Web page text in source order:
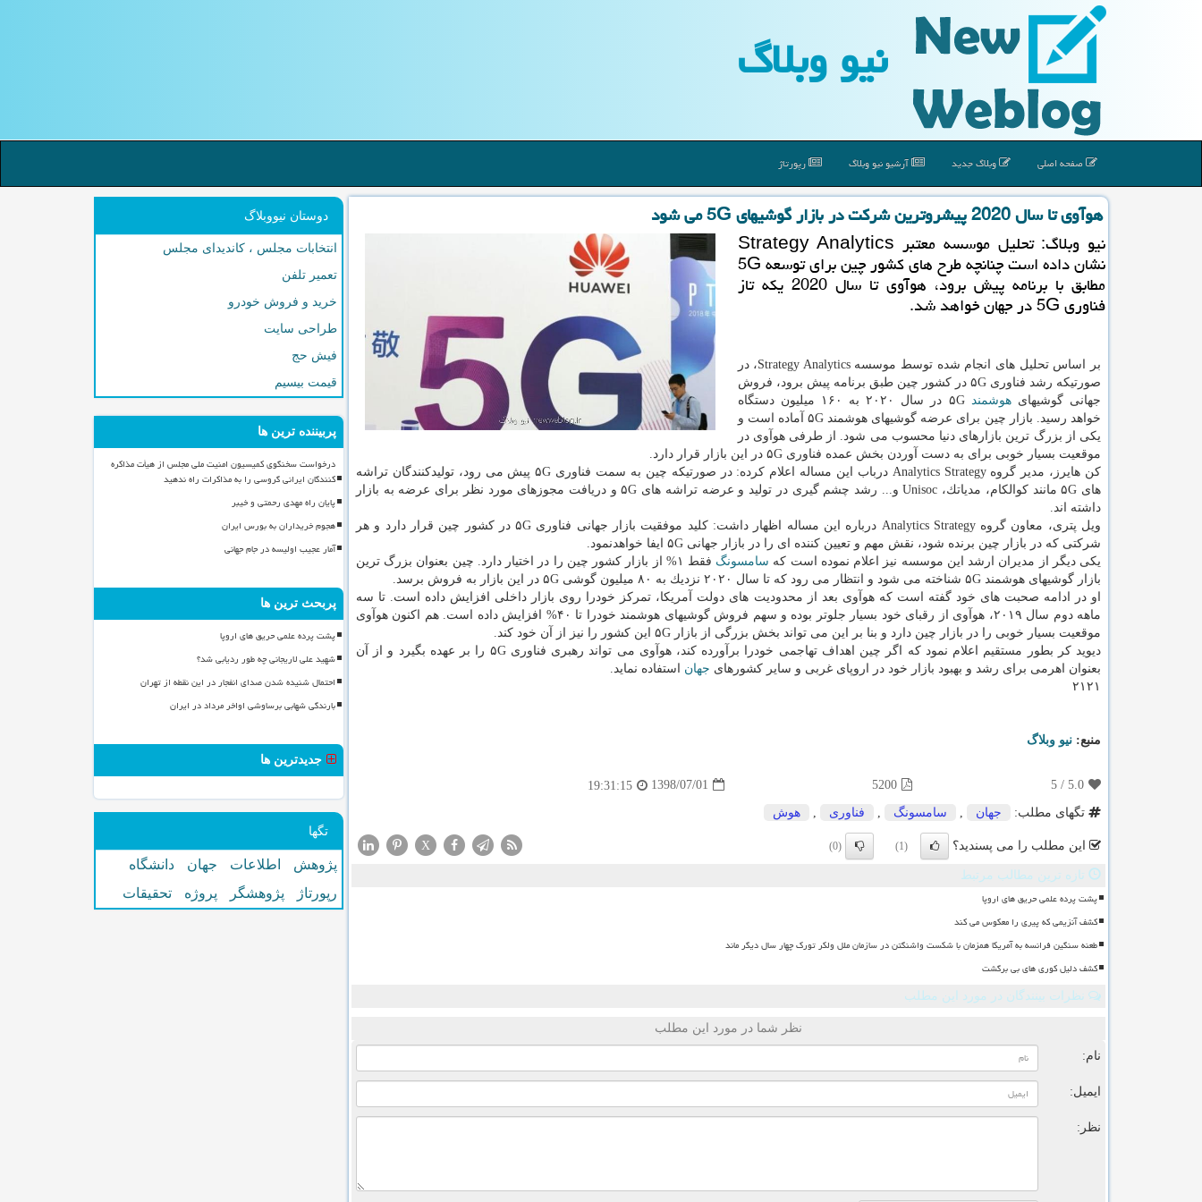
نیو وبلاگ
صفحه اصلی وبلاگ جدید آرشیو نیو وبلاگ رپورتاژ
هوآوی تا سال 2020 پیشروترین شركت در بازار گوشیهای 5G می شود
نیو وبلاگ: تحلیل موسسه معتبر Strategy Analytics
نشان داده است چنانچه طرح های كشور چین برای توسعه 5G
مطابق با برنامه پیش برود، هوآوی تا سال 2020 یكه تاز
فناوری 5G در جهان خواهد شد.
بر اساس تحلیل های انجام شده توسط موسسه Strategy Analytics، در
صورتیكه رشد فناوری ۵G در كشور چین طبق برنامه پیش برود، فروش
جهانی گوشیهایهوشمند
۵G در سال ۲۰۲۰ به ۱۶۰ میلیون دستگاه
خواهد رسید. بازار چین برای عرضه گوشیهای هوشمند ۵G آماده است و
یكی از بزرگ ترین بازارهای دنیا محسوب می شود. از طرفی هوآوی در
موقعیت بسیار خوبی برای به دست آوردن بخش عمده فناوری ۵G در این بازار قرار دارد.
كن هایرز، مدیر گروه Analytics Strategy درباب این مساله اعلام كرده: در صورتیكه چین به سمت فناوری ۵G پیش می رود، تولیدكنندگان تراشه
های ۵G مانند كوالكام، مدیاتك، Unisoc و... رشد چشم گیری در تولید و عرضه تراشه های ۵G و دریافت مجوزهای مورد نظر برای عرضه به بازار
داشته اند.
ویل پتری، معاون گروه Analytics Strategy درباره این مساله اظهار داشت: كلید موفقیت بازار جهانی فناوری ۵G در كشور چین قرار دارد و هر
شركتی كه در بازار چین برنده شود، نقش مهم و تعیین كننده ای را در بازار جهانی ۵G ایفا خواهدنمود.
یكی دیگر از مدیران ارشد این موسسه نیز اعلام نموده است كه سامسونگ
فقط ۱% از بازار كشور چین را در اختیار دارد. چین بعنوان بزرگ ترین
بازار گوشیهای هوشمند ۵G شناخته می شود و انتظار می رود كه تا سال ۲۰۲۰ نزدیك به ۸۰ میلیون گوشی ۵G در این بازار به فروش برسد.
او در ادامه صحبت های خود گفته است كه هوآوی بعد از محدودیت های دولت آمریكا، تمركز خودرا روی بازار داخلی افزایش داده است. تا سه
ماهه دوم سال ۲۰۱۹، هوآوی از رقبای خود بسیار جلوتر بوده و سهم فروش گوشیهای هوشمند خودرا تا ۴۰% افزایش داده است. هم اكنون هوآوی
موقعیت بسیار خوبی را در بازار چین دارد و بنا بر این می تواند بخش بزرگی از بازار ۵G این كشور را نیز از آن خود كند.
دیوید كر بطور مستقیم اعلام نمود كه اگر چین اهداف تهاجمی خودرا برآورده كند، هوآوی می تواند رهبری فناوری ۵G را بر عهده بگیرد و از آن
بعنوان اهرمی برای رشد و بهبود بازار خود در اروپای غربی و سایر كشورهای جهان استفاده نماید.
۲۱۲۱
منبع: نیو وبلاگ
5.0
/
5
5200
1398/07/01
19:31:15
تگهای مطلب:
جهان سامسونگ فناوری هوش
این مطلب را می پسندید؟ (1)
(0)
X
تازه ترین مطالب مرتبط
پشت پرده علمی حریق های اروپا
کشف آنزیمی که پیری را معکوس می کند
طعنه سنگین فرانسه به آمریکا همزمان با شکست واشنگتن در سازمان ملل ولکر تورک چهار سال دیگر ماند
کشف دلیل کوری های بی برگشت
نظرات بینندگان در مورد این مطلب
نظر شما در مورد این مطلب
نام:
ایمیل:
نظر:
دوستان نیووبلاگ
انتخابات مجلس ، کاندیدای مجلس
تعمیر تلفن
خرید و فروش خودرو
طراحی سایت
فیش حج
قیمت بیسیم
پربیننده ترین ها
درخواست سخنگوی کمیسیون امنیت ملی مجلس از هیأت مذاکره
کنندگان ایرانی گروسی را به مذاکرات راه ندهید
پایان راه مهدی رحمتی و خیبر
هجوم خریداران به بورس ایران
آمار عجیب اولیسه در جام جهانی
پربحث ترین ها
پشت پرده علمی حریق های اروپا
شهید علی لاریجانی چه طور ردیابی شد؟
احتمال شنیده شدن صدای انفجار در این نقطه از تهران
بارندگی شهابی برساوشی اواخر مرداد در ایران
جدیدترین ها
تگها
پژوهش اطلاعات جهان
دانشگاه
رپورتاژ
پژوهشگر پروژه تحقیقات